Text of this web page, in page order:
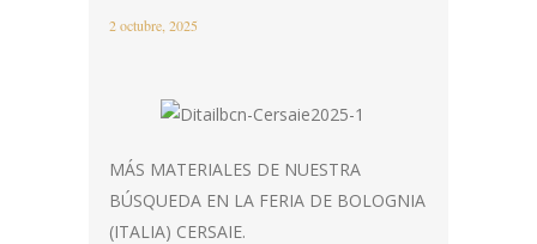
2 octubre, 2025
MÁS MATERIALES DE NUESTRA
BÚSQUEDA EN LA FERIA DE BOLOGNIA
(ITALIA) CERSAIE.